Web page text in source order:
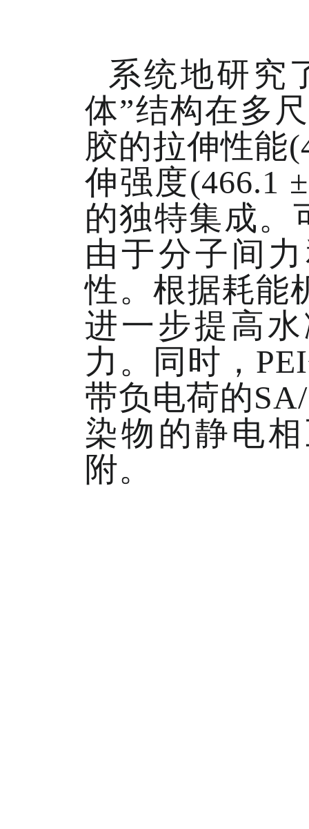
系统地研究
体”结构在多
胶的拉伸性能
伸强度(466.1
的独特集成。
由于分子间
性。根据耗能
进一步提高
力。同时，
带负电荷的
染物的静电
附。